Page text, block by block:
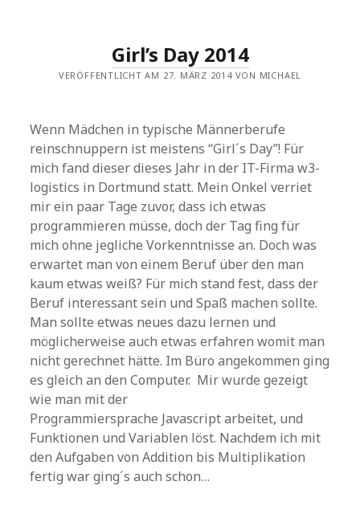
Girl’s Day 2014
VERÖFFENTLICHT AM 27. MÄRZ 2014 VON MICHAEL
Wenn Mädchen in typische Männerberufe
reinschnuppern ist meistens “Girl´s Day”! Für
mich fand dieser dieses Jahr in der IT-Firma w3-
logistics in Dortmund statt. Mein Onkel verriet
mir ein paar Tage zuvor, dass ich etwas
programmieren müsse, doch der Tag fing für
mich ohne jegliche Vorkenntnisse an. Doch was
erwartet man von einem Beruf über den man
kaum etwas weiß? Für mich stand fest, dass der
Beruf interessant sein und Spaß machen sollte.
Man sollte etwas neues dazu lernen und
möglicherweise auch etwas erfahren womit man
nicht gerechnet hätte. Im Büro angekommen ging
es gleich an den Computer. Mir wurde gezeigt
wie man mit der
Programmiersprache Javascript arbeitet, und
Funktionen und Variablen löst. Nachdem ich mit
den Aufgaben von Addition bis Multiplikation
fertig war ging´s auch schon…